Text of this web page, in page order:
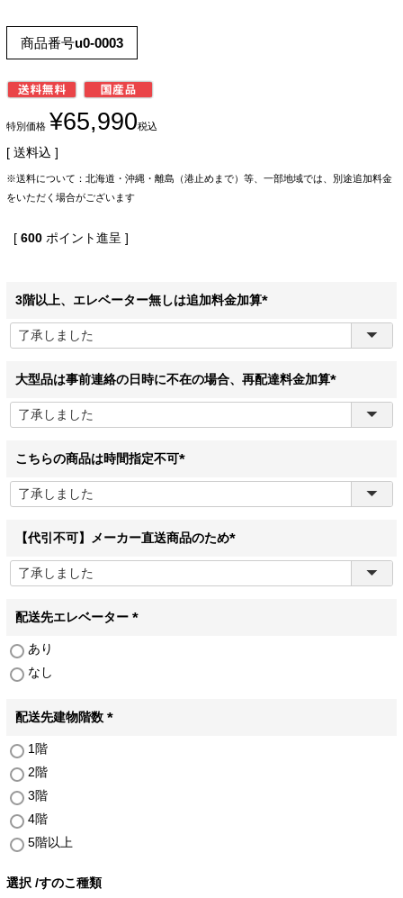
商品番号u0-0003
特別価格 ¥65,990税込
送料込
※送料について：北海道・沖縄・離島（港止めまで）等、一部地域では、別途追加料金
をいただく場合がございます
[ 600 ポイント進呈 ]
3階以上、エレベーター無しは追加料金加算
(
)
大型品は事前連絡の日時に不在の場合、再配達料金加算
(
こちらの商品は時間指定不可
(
)
【代引不可】メーカー直送商品のため
(
配送先エレベーター
あり
なし
配送先建物階数
1階
2階
3階
4階
5階以上
選択 すのこ種類